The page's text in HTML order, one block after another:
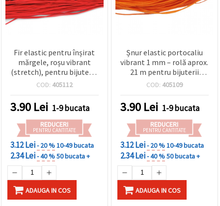
Fir elastic pentru înșirat
mărgele, roșu vibrant
(stretch), pentru bijuterii,
brățări și proiecte DIY &
aprox. 21 m
COD: 405112
3.90 Lei 1-9 bucata
REDUCERI
PENTRU CANTITATE
3.12 Lei- 20 %10-49 bucata
2.34 Lei- 40 %50 bucata +
ADAUGA IN COS
Șnur elastic portocaliu
vibrant 1 mm – rolă aprox.
21 m pentru bijuterii
creative, înșirat de
handmade
COD: 405109
3.90 Lei 1-9 bucata
REDUCERI
PENTRU CANTITATE
3.12 Lei- 20 %10-49 bucata
2.34 Lei- 40 %50 bucata +
ADAUGA IN COS